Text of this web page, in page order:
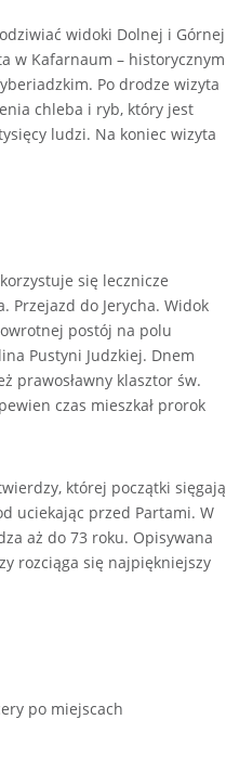
widoki Dolnej i Górnej
w Kafarnaum – historycznym
Po drodze wizyta
chleba i ryb, który jest
ludzi. Na koniec wizyta
się lecznicze
Przejazd do Jerycha. Widok
postój na polu
Pustyni Judzkiej. Dnem
prawosławny klasztor św.
czas mieszkał prorok
której początki sięgają
uciekając przed Partami. W
aż do 73 roku. Opisywana
rozciąga się najpiękniejszy
po miejscach